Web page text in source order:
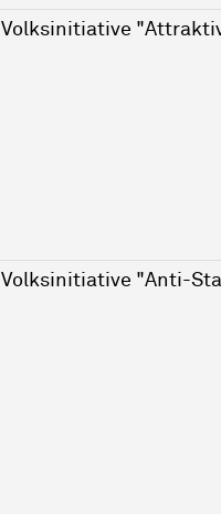
Volksinitiative
Volksinitiative "Anti-